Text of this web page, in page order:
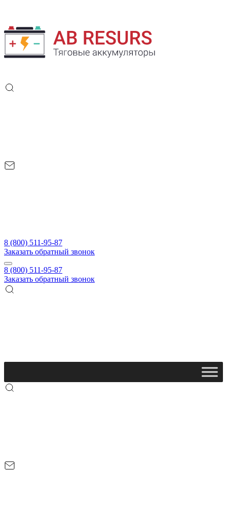
8 (800) 511-95-87
Заказать обратный звонок
8 (800) 511-95-87
Заказать обратный звонок